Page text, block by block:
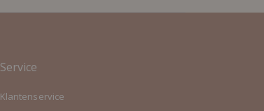
Service
Klantenservice